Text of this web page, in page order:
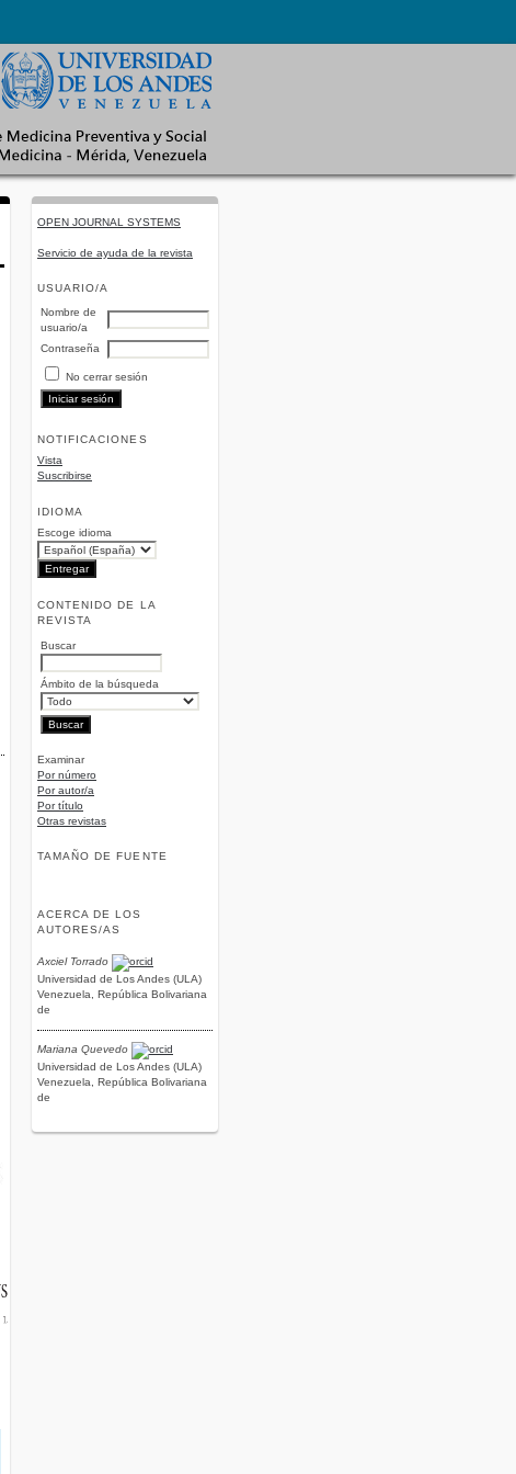
OPEN JOURNAL SYSTEMS
Servicio de ayuda de la revista
USUARIO/A
Nombre de
usuario/a
Contraseña
No cerrar sesión
NOTIFICACIONES
Vista
Suscribirse
IDIOMA
Escoge idioma
CONTENIDO DE LA
REVISTA
Buscar
Ámbito de la búsqueda
Examinar
Por número
Por autor/a
Por título
Otras revistas
TAMAÑO DE FUENTE
ACERCA DE LOS
AUTORES/AS
Axciel Torrado
Universidad de Los Andes (ULA)
Venezuela, República Bolivariana
de
Mariana Quevedo
Universidad de Los Andes (ULA)
Venezuela, República Bolivariana
de